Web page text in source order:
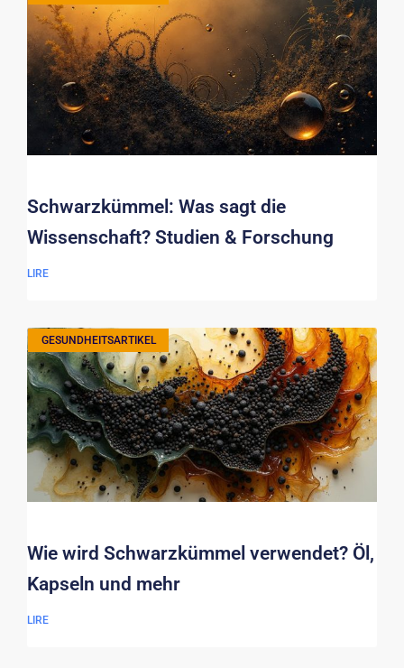
Schwarzkümmel: Was sagt die
Wissenschaft? Studien & Forschung
LIRE
GESUNDHEITSARTIKEL
Wie wird Schwarzkümmel verwendet? Öl,
Kapseln und mehr
LIRE